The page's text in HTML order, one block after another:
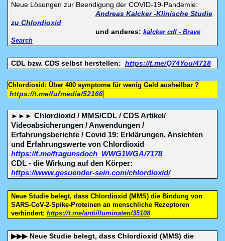
Neue Lösungen zur Beendigung der COVID-19-Pandemie:
Andreas Kalcker -Klinische Studie
zu Chlordioxid
und anderes: kalcker cdl - Brave
Search
CDL bzw. CDS selbst herstellen: https://t.me/Q74You/4718
Chlordioxid: Über 400 symptome für wenig Geld ausheilbar ?
https://t.me/fufmedia/52166
►►► Chlordioxid / MMS/CDL / CDS Artikel/
Videoabsicherungen / Anwendungen /
Erfahrungsberichte / Covid 19: Erklärungen, Ansichten
und Erfahrungswerte von Chlordioxid
https://t.me/fragunsdoch_WWG1WGA/7178
CDL - die Wirkung auf den Körper:
https://www.gesuender-sein.com/chlordioxid/
Neue Studie belegt, dass Chlordioxid (MMS) die Bindung von
SARS-CoV-2-Spike-Proteinen an menschliche Rezeptoren
verhindert: https://t.me/antiilluminaten/35108
▶▶▶ Neue Studie belegt, dass Chlordioxid (MMS) die